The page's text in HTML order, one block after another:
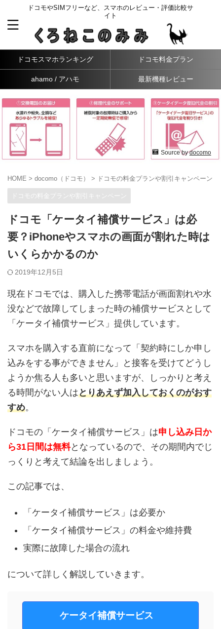
ドコモやSIMフリーなど、スマホのレビュー・評価比較サ
イト
ドコモスマホランキング ドコモ料金プラン
ahamo / アハモ 最新機種レビュー
Source bydocomo
HOME > docomo（ドコモ） > ドコモの料金プランや割引キャンペーン
ドコモの料金プランや割引キャンペーン
ドコモ「ケータイ補償サービス」は必
要？iPhoneやスマホの画面が割れた時は
いくらかかるのか
2019年12月5日
現在ドコモでは、購入した携帯電話が画面割れや水
没などで故障してしまった時の補償サービスとして
「ケータイ補償サービス」提供しています。
スマホを購入する直前になって「契約時にしか申し
込みをする事ができません」と接客を受けてどうし
ようか焦る人も多いと思いますが、しっかりと考え
る時間がない人はとりあえず加入しておくのがおす
すめ。
ドコモの「ケータイ補償サービス」は申し込み日か
ら31日間は無料となっているので、その期間内でじ
っくりと考えて結論を出しましょう。
この記事では、
「ケータイ補償サービス」は必要か
「ケータイ補償サービス」の料金や維持費
実際に故障した場合の流れ
について詳しく解説していきます。
ケータイ補償サービス